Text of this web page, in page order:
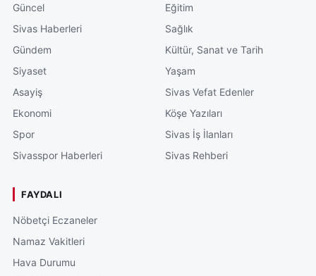
Güncel
Sivas Haberleri
Gündem
Siyaset
Asayiş
Ekonomi
Spor
Sivasspor Haberleri
Eğitim
Sağlık
Kültür, Sanat ve Tarih
Yaşam
Sivas Vefat Edenler
Köşe Yazıları
Sivas İş İlanları
Sivas Rehberi
FAYDALI
Nöbetçi Eczaneler
Namaz Vakitleri
Hava Durumu